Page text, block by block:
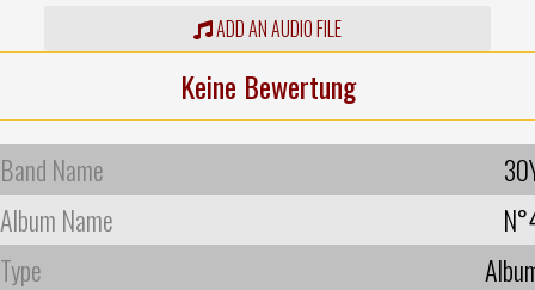
ADD AN AUDIO FILE
Keine Bewertung
Band Name
Album Name
Type